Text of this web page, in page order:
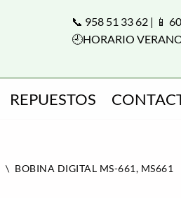
📞 958 51 33 62 | 📱
🕘HORARIO
REPUESTOS
\ BOBINA DIGITAL MS-661, MS661